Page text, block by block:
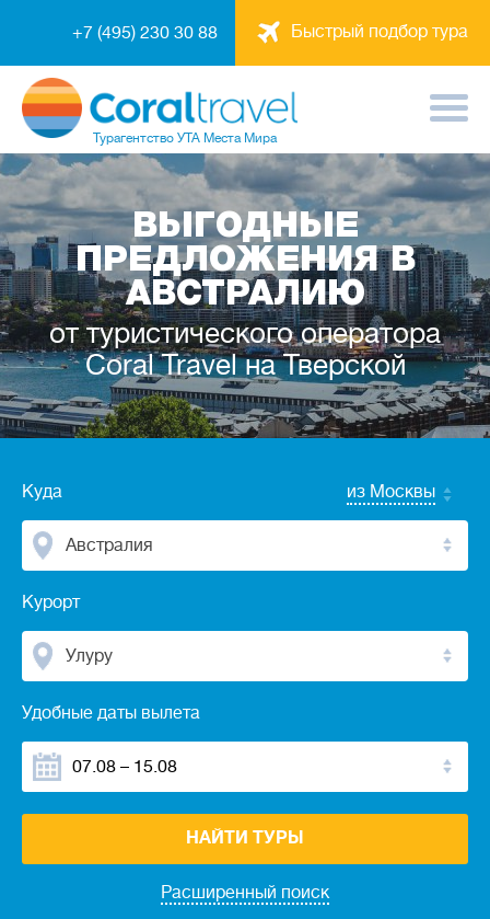
Быстрый подбор тура
+7 (495) 230 30 88
Турагентство УТА Места Мира
ВЫГОДНЫЕ
ПРЕДЛОЖЕНИЯ В
АВСТРАЛИЮ
от туристического оператора
Coral Travel на Тверской
Куда из Москвы
Австралия
Курорт
Улуру
Удобные даты вылета
Расширенный поиск
НАЙТИ ТУРЫ